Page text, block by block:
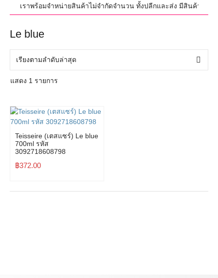
ร เราพร้อมจำหน่ายสินค้าไม่จำกัดจำนวน ทั้งปลีกและส่ง มีสินค้าใหม่อั
Le blue
แสดง 1 รายการ
Teisseire (เตสแซร์) Le blue
700ml รหัส
3092718608798
฿372.00